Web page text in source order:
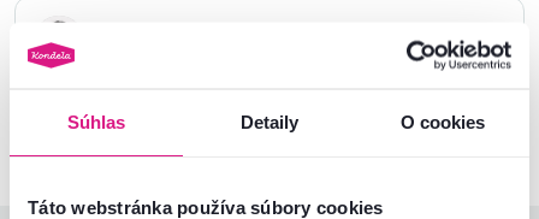
Súhlas Detaily O cookies
Táto webstránka používa súbory cookies